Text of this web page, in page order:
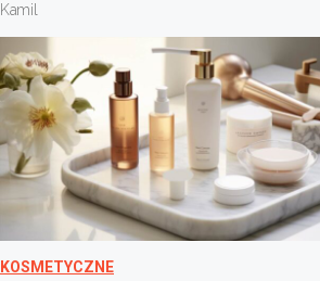
Kamil
KOSMETYCZNE